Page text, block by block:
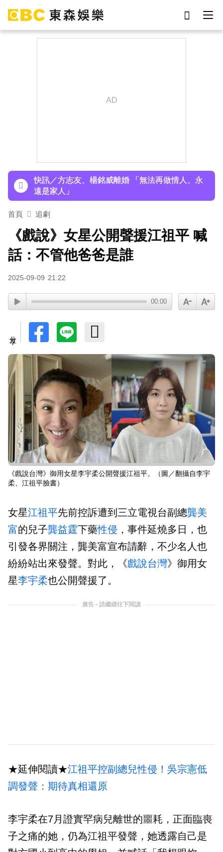
寵粉無極限
快訊／方志友、楊銘威離婚 「無法再做情人、永
遠是家人」
富婆砸錢拍短劇塞60場吻戲！男星爆「開房被包
SEVENTEEN勝寬、Dino同天入伍！玟奎9月服替
代役
屍河中驚見「20公斤重物」
女星告別9年演藝圈！轉行當計程車司機 曝收入：
比演員賺更多
蔡阿嘎陷爭議！蘿拉神隱19個月首發文 遭酸「詐
騙集團回歸」回應了
下載東森App，隨時掌握天下大小事！
玉澤演巡演首站獻給台北！加碼「自拍+簽名會」
寵粉無極限
首頁 追劇
《戲說》女星公開聲援江祖平 喊
話：不管他爸爸是誰
2025-09-09 21:22
00:00
《戲說台灣》御用女星李宇柔公開聲援江祖平。（圖／翻攝自李宇
柔、江祖平臉書）
女星江祖平先前控訴遭到三立電視台副總龔美
富的兒子龔益霆下藥性侵 ，事件延燒多日，也
引發各界關注，龔美富宣布請辭，不少名人也
紛紛站出來發聲。對此，《戲說台灣》御用女
星李宇柔也公開聲援了。
廣告 - 請繼續往下閱讀
★延伸閱讀★江祖平控副總兒性侵！吳宗憲低
調發聲：期待真相還原
李宇柔在7月證實罕病兒離世的噩耗，正面臨喪
子之痛的她，仍為江祖平發聲，她透露自己是